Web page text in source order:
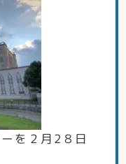
を２月2８日